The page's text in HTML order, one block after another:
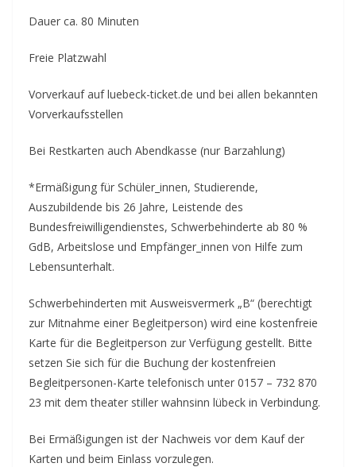
Dauer ca. 80 Minuten
Freie Platzwahl
Vorverkauf auf luebeck-ticket.de und bei allen bekannten
Vorverkaufsstellen
Bei Restkarten auch Abendkasse (nur Barzahlung)
*Ermäßigung für Schüler_innen, Studierende,
Auszubildende bis 26 Jahre, Leistende des
Bundesfreiwilligendienstes, Schwerbehinderte ab 80 %
GdB, Arbeitslose und Empfänger_innen von Hilfe zum
Lebensunterhalt.
Schwerbehinderten mit Ausweisvermerk „B“ (berechtigt
zur Mitnahme einer Begleitperson) wird eine kostenfreie
Karte für die Begleitperson zur Verfügung gestellt. Bitte
setzen Sie sich für die Buchung der kostenfreien
Begleitpersonen-Karte telefonisch unter 0157 – 732 870
23 mit dem theater stiller wahnsinn lübeck in Verbindung.
Bei Ermäßigungen ist der Nachweis vor dem Kauf der
Karten und beim Einlass vorzulegen.